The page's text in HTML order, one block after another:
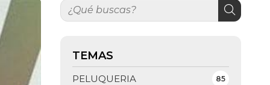
TEMAS
PELUQUERIA 85